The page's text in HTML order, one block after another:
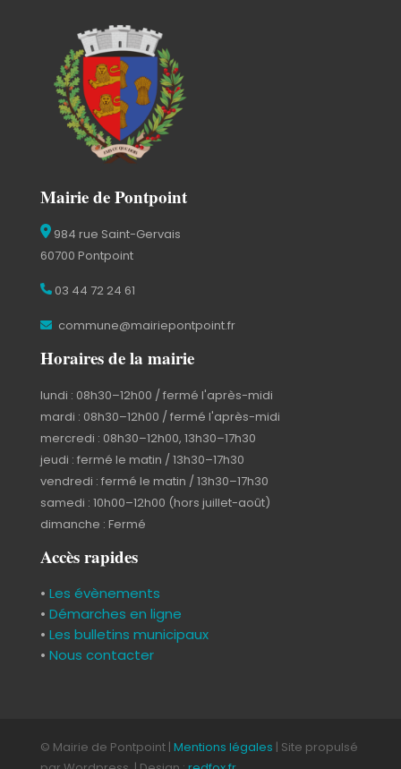
Mairie de Pontpoint
984 rue Saint-Gervais
60700 Pontpoint
03 44 72 24 61
commune@mairiepontpoint.fr
Horaires de la mairie
lundi : 08h30–12h00 / fermé l'après-midi
mardi : 08h30–12h00 / fermé l'après-midi
mercredi : 08h30–12h00, 13h30–17h30
jeudi : fermé le matin / 13h30–17h30
vendredi : fermé le matin / 13h30–17h30
samedi : 10h00–12h00 (hors juillet-août)
dimanche : Fermé
Accès rapides
• Les évènements
• Démarches en ligne
• Les bulletins municipaux
• Nous contacter
© Mairie de Pontpoint | Mentions légales | Site propulsé